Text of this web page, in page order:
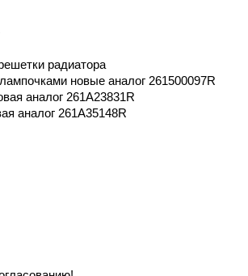
радиатора
новые аналог 261500097R
аналог 261A23831R
аналог 261A35148R